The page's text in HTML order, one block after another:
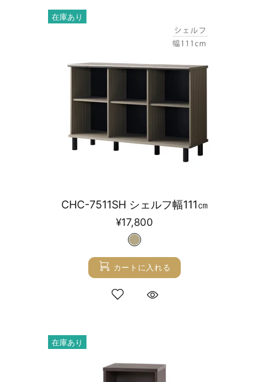
在庫あり
CHC-7511SH シェルフ幅111㎝
¥17,800
カートに入れる
在庫あり